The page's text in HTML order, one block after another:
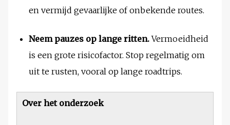
en vermijd gevaarlijke of onbekende routes.
Neem pauzes op lange ritten.Vermoeidheid
is een grote risicofactor. Stop regelmatig om
uit te rusten, vooral op lange roadtrips.
Over het onderzoek